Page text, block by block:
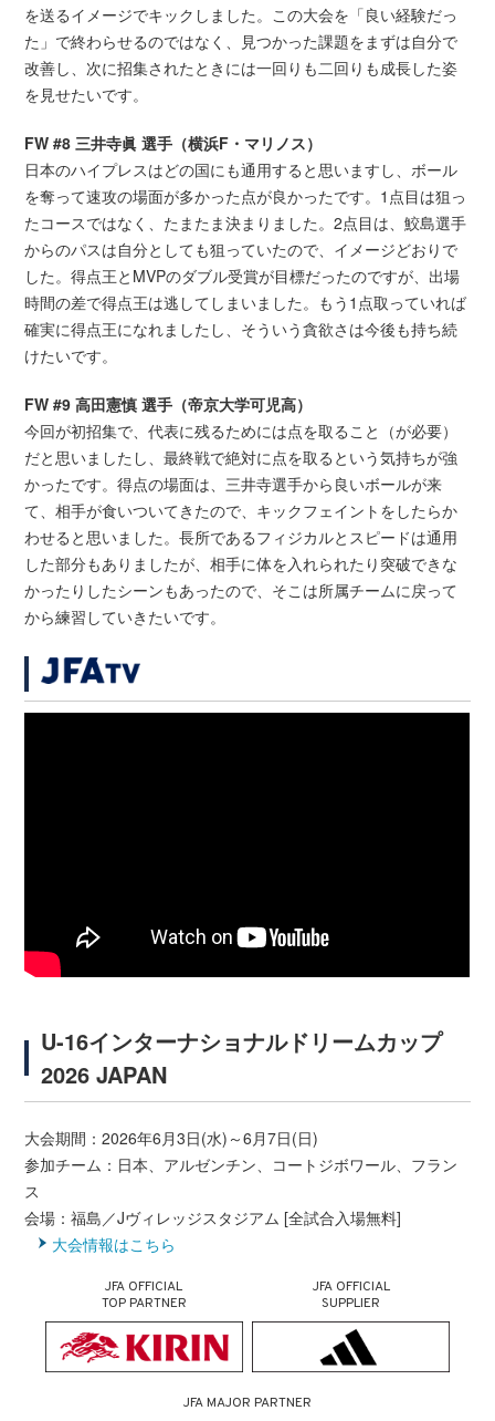
を送るイメージでキックしました。この大会を「良い経験だっ
た」で終わらせるのではなく、見つかった課題をまずは自分で
改善し、次に招集されたときには一回りも二回りも成長した姿
を見せたいです。
FW #8 三井寺眞 選手（横浜F・マリノス）
日本のハイプレスはどの国にも通用すると思いますし、ボール
を奪って速攻の場面が多かった点が良かったです。1点目は狙っ
たコースではなく、たまたま決まりました。2点目は、鮫島選手
からのパスは自分としても狙っていたので、イメージどおりで
した。得点王とMVPのダブル受賞が目標だったのですが、出場
時間の差で得点王は逃してしまいました。もう1点取っていれば
確実に得点王になれましたし、そういう貪欲さは今後も持ち続
けたいです。
FW #9 高田憲慎 選手（帝京大学可児高）
今回が初招集で、代表に残るためには点を取ること（が必要）
だと思いましたし、最終戦で絶対に点を取るという気持ちが強
かったです。得点の場面は、三井寺選手から良いボールが来
て、相手が食いついてきたので、キックフェイントをしたらか
わせると思いました。長所であるフィジカルとスピードは通用
した部分もありましたが、相手に体を入れられたり突破できな
かったりしたシーンもあったので、そこは所属チームに戻って
から練習していきたいです。
U-16インターナショナルドリームカップ
2026 JAPAN
大会期間：2026年6月3日(水)～6月7日(日)
参加チーム：日本、アルゼンチン、コートジボワール、フラン
ス
会場：福島／Jヴィレッジスタジアム [全試合入場無料]
大会情報はこちら
JFA OFFICIAL
TOP PARTNER
JFA OFFICIAL
SUPPLIER
JFA MAJOR PARTNER